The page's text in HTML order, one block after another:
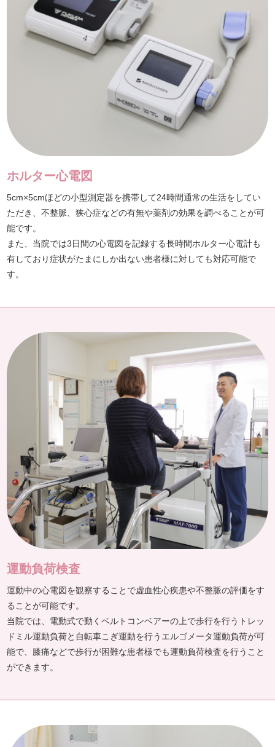
ホルター心電図
5cm×5cmほどの小型測定器を携帯して24時間通常の生活をしてい
ただき、不整脈、狭心症などの有無や薬剤の効果を調べることが可
能です。
また、当院では3日間の心電図を記録する長時間ホルター心電計も
有しており症状がたまにしか出ない患者様に対しても対応可能で
す。
運動負荷検査
運動中の心電図を観察することで虚血性心疾患や不整脈の評価をす
ることが可能です。
当院では、電動式で動くベルトコンベアーの上で歩行を行うトレッ
ドミル運動負荷と自転車こぎ運動を行うエルゴメータ運動負荷が可
能で、膝痛などで歩行が困難な患者様でも運動負荷検査を行うこと
ができます。